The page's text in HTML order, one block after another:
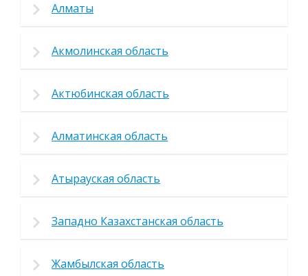
Алматы
Акмолинская область
Актюбинская область
Алматинская область
Атырауская область
Западно Казахстанская область
Жамбылская область